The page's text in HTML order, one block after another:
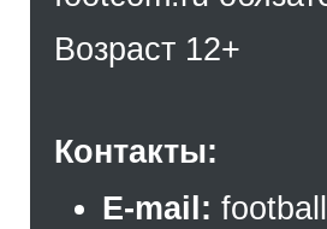
Возраст 12+
Контакты:
E-mail: